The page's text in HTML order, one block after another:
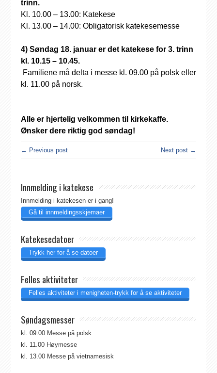
trinn.
Kl. 10.00 – 13.00: Katekese
Kl. 13.00 – 14.00: Obligatorisk katekesemesse
4) Søndag 18. januar er det katekese for 3. trinn
kl. 10.15 – 10.45.
Familiene må delta i messe kl. 09.00 på polsk eller
kl. 11.00 på norsk.
Alle er hjertelig velkommen til kirkekaffe.
Ønsker dere riktig god søndag!
← Previous post Next post →
Innmelding i katekese
Innmelding i katekesen er i gang!
Gå til innmeldingsskjemaer
Katekesedatoer
Trykk her for å se datoer
Felles aktiviteter
Felles aktiviteter i menigheten-trykk for å se aktiviteter
Søndagsmesser
kl. 09.00 Messe på polsk
kl. 11.00 Høymesse
kl. 13.00 Messe på vietnamesisk